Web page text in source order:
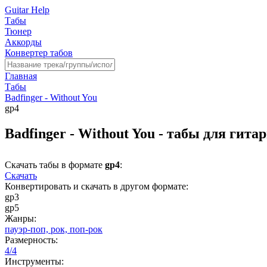
Guitar Help
Табы
Тюнер
Аккорды
Конвертер табов
Главная
Табы
Badfinger - Without You
gp4
Badfinger - Without You - табы для
Скачать табы в формате gp4:
Скачать
Конвертировать и скачать в другом формате:
gp3
gp5
Жанры:
пауэр-поп, рок, поп-рок
Размерность:
4/4
Инструменты: